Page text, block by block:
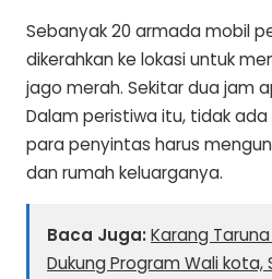
Sebanyak 20 armada mobil
dikerahkan ke lokasi untuk
jago merah. Sekitar dua jam
Dalam peristiwa itu, tidak ada
para penyintas harus
dan rumah keluarganya.
Baca Juga:Karang
Dukung Program Wali kota,